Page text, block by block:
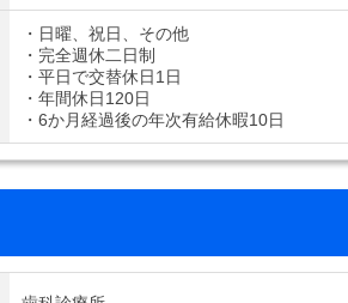
・日曜、祝日、その他
・完全週休二日制
・平日で交替休日1日
・年間休日120日
・6か月経過後の年次有給休暇10日